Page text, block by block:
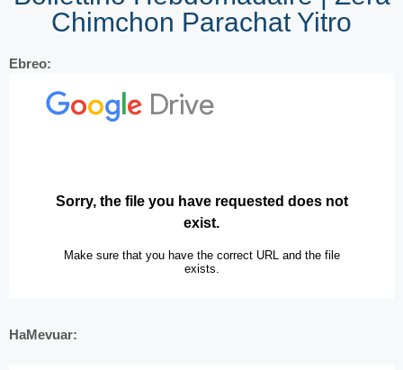
Chimchon Parachat Yitro
Ebreo:
HaMevuar: